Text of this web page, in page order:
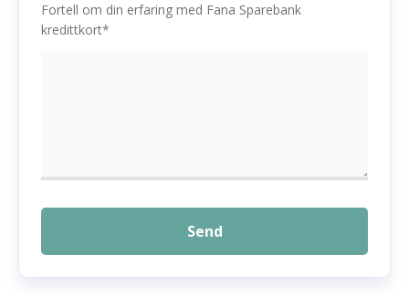
Fortell om din erfaring med Fana Sparebank
kredittkort*
Send